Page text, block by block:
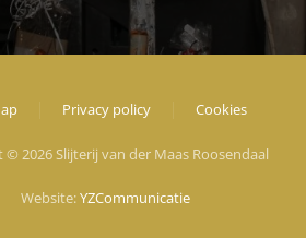
Privacy policy Cookies
2026 Slijterij van der Maas Roosendaal
Website:YZCommunicatie